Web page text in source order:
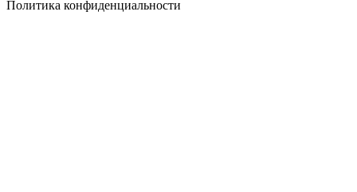
Политика конфиденциальности